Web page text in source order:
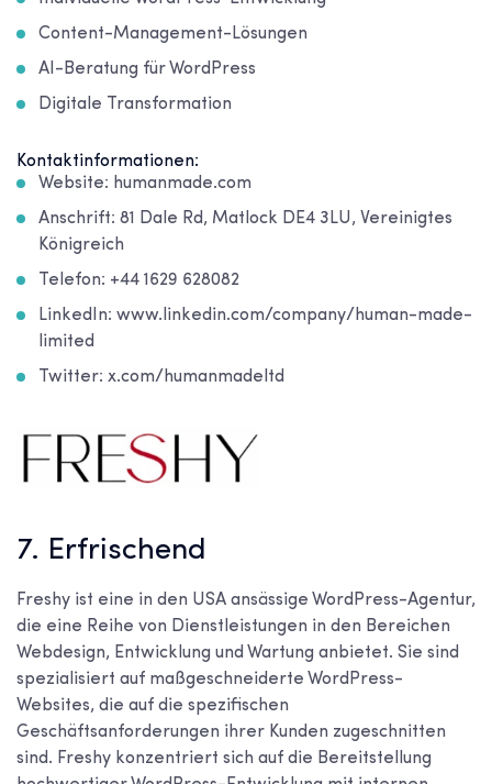
Content-Management-Lösungen
AI-Beratung für WordPress
Digitale Transformation
Kontaktinformationen:
Website: humanmade.com
Anschrift: 81 Dale Rd, Matlock DE4 3LU, Vereinigtes
Königreich
Telefon: +44 1629 628082
LinkedIn: www.linkedin.com/company/human-made-
limited
Twitter: x.com/humanmadeltd
7. Erfrischend
Freshy ist eine in den USA ansässige WordPress-Agentur,
die eine Reihe von Dienstleistungen in den Bereichen
Webdesign, Entwicklung und Wartung anbietet. Sie sind
spezialisiert auf maßgeschneiderte WordPress-
Websites, die auf die spezifischen
Geschäftsanforderungen ihrer Kunden zugeschnitten
sind. Freshy konzentriert sich auf die Bereitstellung